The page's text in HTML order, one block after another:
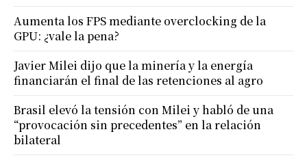
Aumenta los FPS mediante overclocking de la
GPU: ¿vale la pena?
Javier Milei dijo que la minería y la energía
financiarán el final de las retenciones al agro
Brasil elevó la tensión con Milei y habló de una
“provocación sin precedentes” en la relación
bilateral